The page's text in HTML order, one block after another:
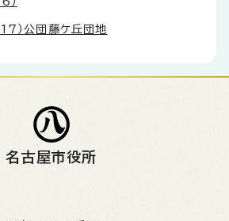
）公団藤ケ丘団地
名古屋市役所